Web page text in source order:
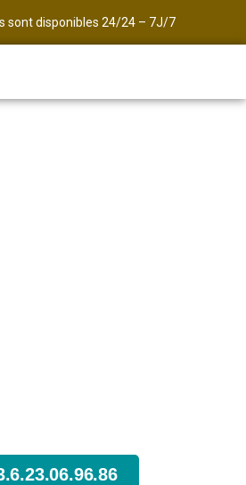
sont disponibles 24/24 – 7J/7